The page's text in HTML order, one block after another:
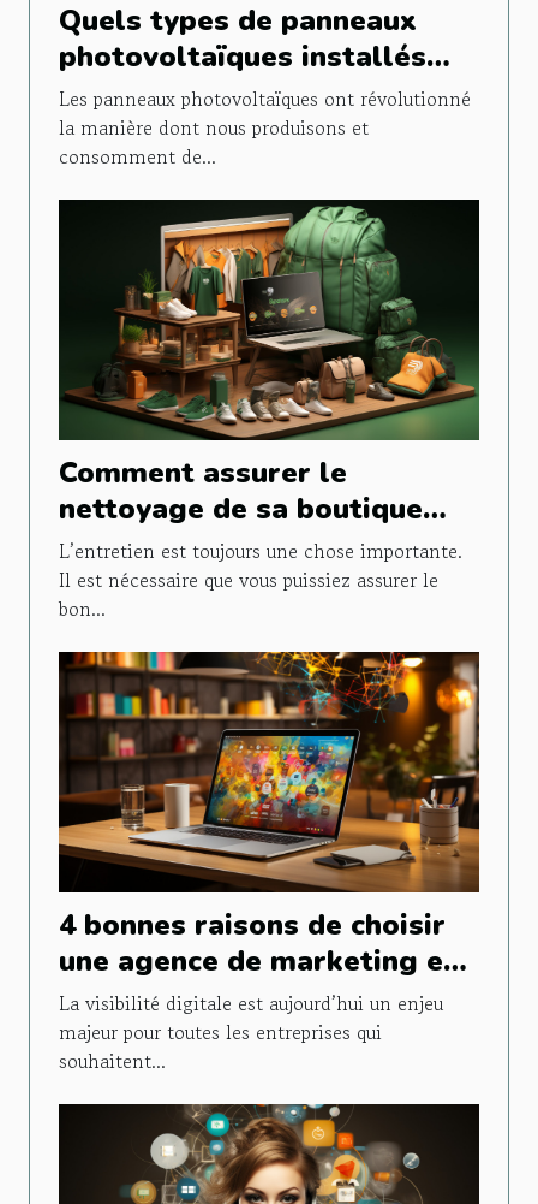
Quels types de panneaux
photovoltaïques installés
pour un usage domestique ?
Les panneaux photovoltaïques ont révolutionné
la manière dont nous produisons et
consomment de...
Comment assurer le
nettoyage de sa boutique
prestashop ?
L’entretien est toujours une chose importante.
Il est nécessaire que vous puissiez assurer le
bon...
4 bonnes raisons de choisir
une agence de marketing et
de communication pour votre
site web ?
La visibilité digitale est aujourd’hui un enjeu
majeur pour toutes les entreprises qui
souhaitent...